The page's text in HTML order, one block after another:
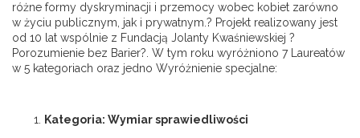
różne formy dyskryminacji i przemocy wobec kobiet zarówno
w życiu publicznym, jak i prywatnym.? Projekt realizowany jest
od 10 lat wspólnie z Fundacją Jolanty Kwaśniewskiej ?
Porozumienie bez Barier?. W tym roku wyróżniono 7 Laureatów
w 5 kategoriach oraz jedno Wyróżnienie specjalne:
Kategoria: Wymiar sprawiedliwości